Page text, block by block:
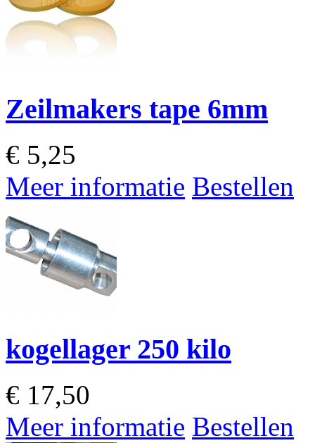
Zeilmakers tape 6mm
€ 5,25
Meer informatie Bestellen
kogellager 250 kilo
€ 17,50
Meer informatie Bestellen